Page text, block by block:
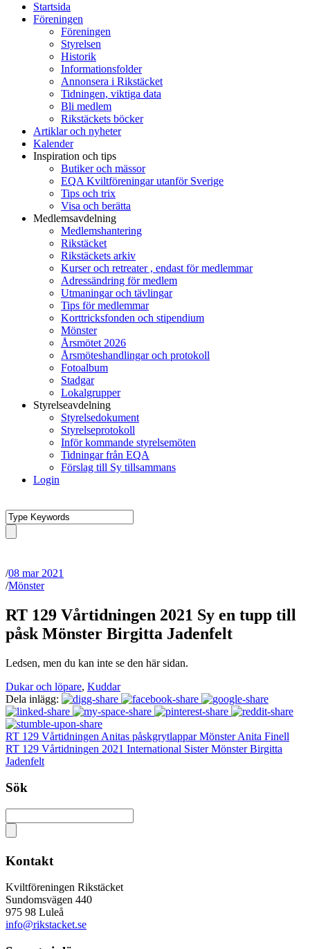
Startsida
Föreningen
Föreningen
Styrelsen
Historik
Informationsfolder
Annonsera i Rikstäcket
Tidningen, viktiga data
Bli medlem
Rikstäckets böcker
Artiklar och nyheter
Kalender
Inspiration och tips
Butiker och mässor
EQA Kviltföreningar utanför Sverige
Tips och trix
Visa och berätta
Medlemsavdelning
Medlemshantering
Rikstäcket
Rikstäckets arkiv
Kurser och retreater , endast för medlemmar
Adressändring för medlem
Utmaningar och tävlingar
Tips för medlemmar
Korttricksfonden och stipendium
Mönster
Årsmötet 2026
Årsmöteshandlingar och protokoll
Fotoalbum
Stadgar
Lokalgrupper
Styrelseavdelning
Styrelsedokument
Styrelseprotokoll
Inför kommande styrelsemöten
Tidningar från EQA
Förslag till Sy tillsammans
Login
/08 mar 2021
/Mönster
RT 129 Vårtidningen 2021 Sy en tupp till
påsk Mönster Birgitta Jadenfelt
Ledsen, men du kan inte se den här sidan.
Dukar och löpare, Kuddar
Dela inlägg:
RT 129 Vårtidningen Anitas påskgrytlappar Mönster Anita Finell
RT 129 Vårtidningen 2021 International Sister Mönster Birgitta
Jadenfelt
Sök
Kontakt
Kviltföreningen Rikstäcket
Sundomsvägen 440
975 98 Luleå
info@rikstacket.se